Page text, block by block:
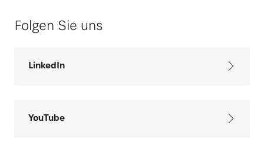
Folgen Sie uns
LinkedIn
YouTube